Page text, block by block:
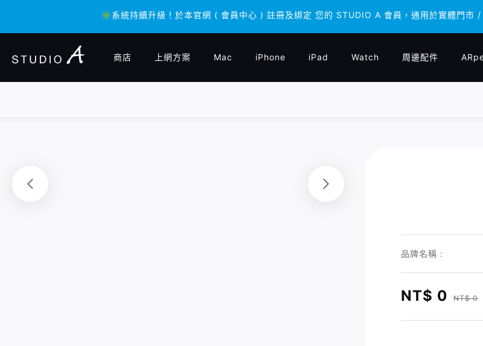
✳️系統持續升級！於本官網 ( 會員中心 ) 註冊及綁定 您的 STUDIO A 會員，通用於實體門市 /
✳️系統持續升級！於本官網 ( 會員中心 ) 註冊及綁定 您的 STUDIO A 會員，通用於實體門市 /
商店 上網方案 Mac iPhone iPad Watch 周邊配件
品牌名稱 :
NT$ 0 NT$ 0